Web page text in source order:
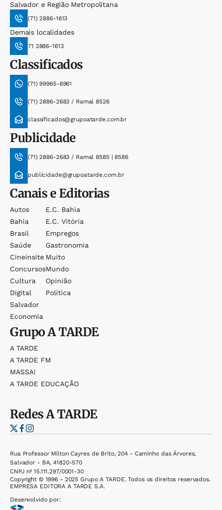
Salvador e Região Metropolitana
(71) 2886-1613
Demais localidades
71 2886-1613
Classificados
(71) 99965-8961
(71) 2886-2683 / Ramal 8526
classificados@grupoatarde.com.br
Publicidade
(71) 2886-2683 / Ramal 8585 | 8586
publicidade@grupoatarde.com.br
Canais e Editorias
Autos
Bahia
Brasil
Saúde
Cineinsite
Concursos
Cultura
Digital
Salvador
Economia
E.c. Bahia
E.c. Vitória
Empregos
Gastronomia
Muito
Mundo
Opinião
Política
GrupoA TARDE
A TARDE
A TARDE FM
MASSA!
A TARDE EDUCAÇÃO
RedesA TARDE
Rua Professor Milton Cayres de Brito, 204 - Caminho das Árvores,
Salvador - BA, 41820-570
CNPJ nº 15.111.297/0001-30
Copyright © 1996 - 2025 Grupo A TARDE. Todos os direitos reservados.
EMPRESA EDITORA A TARDE S.A.
Desenvolvido por: